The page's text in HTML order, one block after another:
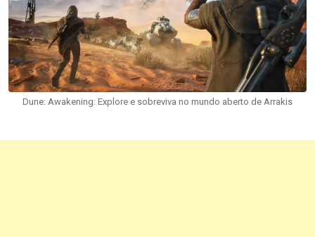
Dune: Awakening: Explore e sobreviva no mundo aberto de Arrakis